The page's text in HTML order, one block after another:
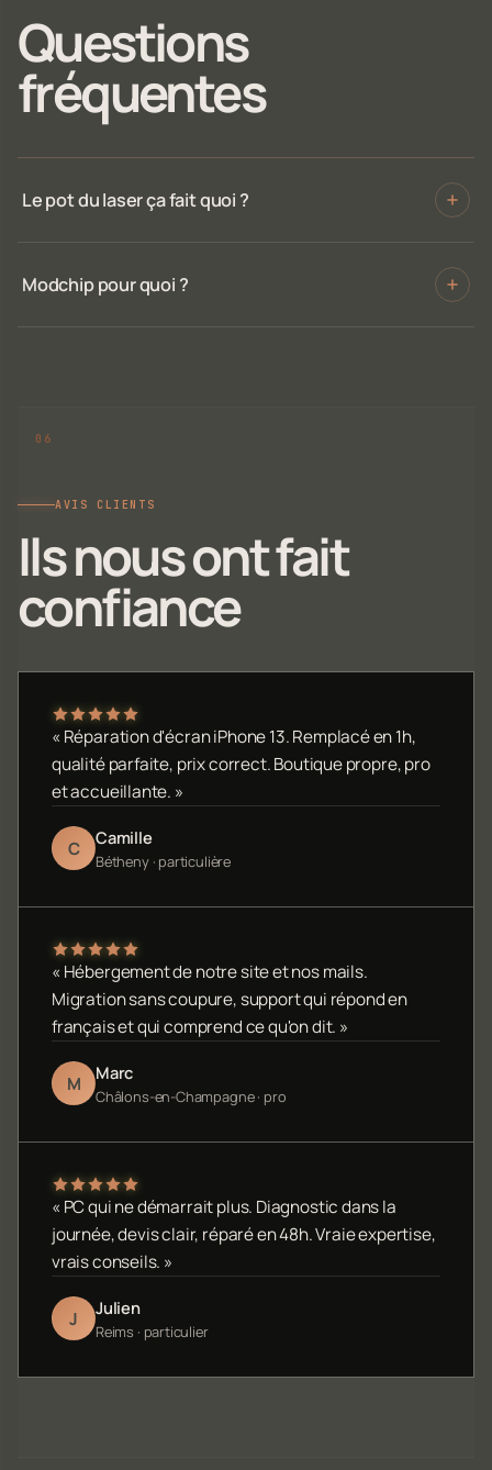
Questions
fréquentes
Le pot du laser ça fait quoi ?
Modchip pour quoi ?
AVIS CLIENTS
Ils nous ont fait
confiance
« Réparation d'écran iPhone 13. Remplacé en 1h,
qualité parfaite, prix correct. Boutique propre, pro
et accueillante. »
C Camille
Bétheny · particulière
« Hébergement de notre site et nos mails.
Migration sans coupure, support qui répond en
français et qui comprend ce qu'on dit. »
M Marc
Châlons-en-Champagne · pro
« PC qui ne démarrait plus. Diagnostic dans la
journée, devis clair, réparé en 48h. Vraie expertise,
vrais conseils. »
J Julien
Reims · particulier